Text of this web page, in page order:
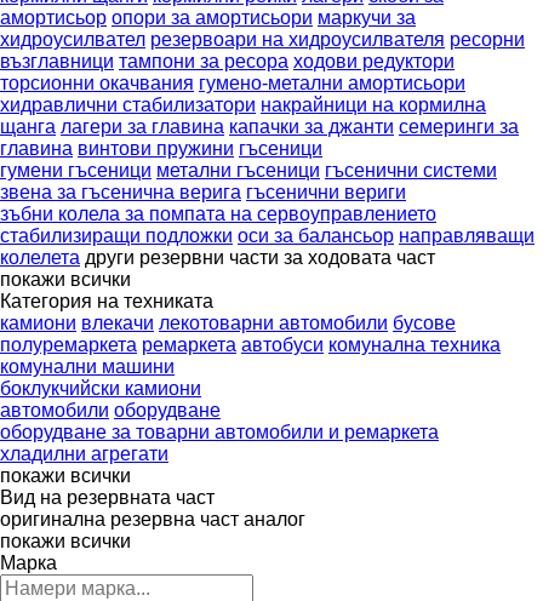
амортисьор опори за амортисьори маркучи за
хидроусилвател резервоари на хидроусилвателя ресорни
възглавници тампони за ресора ходови редуктори
торсионни окачвания гумено-метални амортисьори
хидравлични стабилизатори накрайници на кормилна
щанга лагери за главина капачки за джанти семеринги за
главина винтови пружини гъсеници
гумени гъсеници метални гъсеници гъсенични системи
звена за гъсенична верига гъсенични вериги
зъбни колела за помпата на сервоуправлението
стабилизиращи подложки оси за балансьор направляващи
колелета други резервни части за ходовата част
покажи всички
Категория на техниката
камиони влекачи лекотоварни автомобили бусове
полуремаркета ремаркета автобуси комунална техника
комунални машини
боклукчийски камиони
автомобили оборудване
оборудване за товарни автомобили и ремаркета
хладилни агрегати
покажи всички
Вид на резервната част
оригинална резервна част аналог
покажи всички
Марка